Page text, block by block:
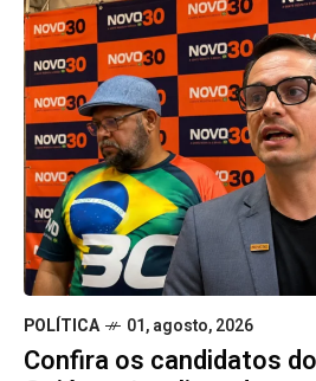
POLÍTICA 01, agosto, 2026
Confira os candidatos